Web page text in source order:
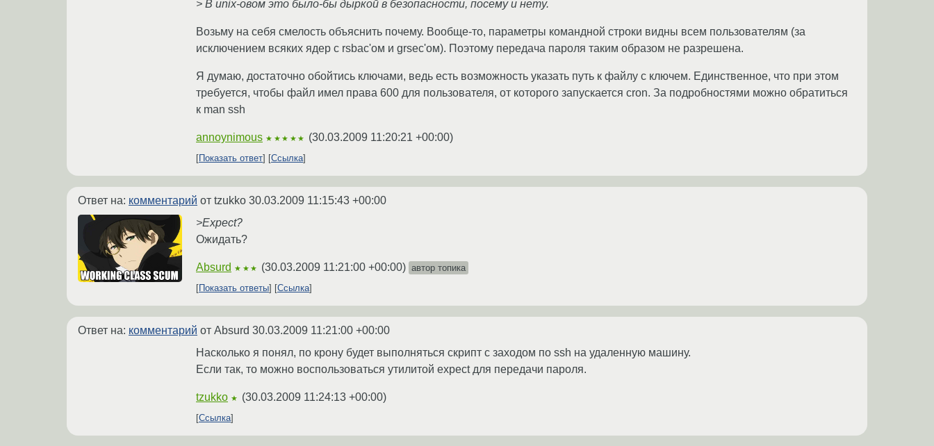
> В unix-овом это было-бы дыркой в безопасности, посему и нету.
Возьму на себя смелость объяснить почему. Вообще-то, параметры командной строки видны всем пользователям (за
исключением всяких ядер с rsbac'ом и grsec'ом). Поэтому передача пароля таким образом не разрешена.
Я думаю, достаточно обойтись ключами, ведь есть возможность указать путь к файлу с ключем. Единственное, что при этом
требуется, чтобы файл имел права 600 для пользователя, от которого запускается cron. За подробностями можно обратиться
к man ssh
annoynimous ★★★★★ (30.03.2009 11:20:21 +00:00)
Показать ответ Ссылка
Ответ на: комментарий от tzukko 30.03.2009 11:15:43 +00:00
>Expect?
Ожидать?
Absurd ★★★ (30.03.2009 11:21:00 +00:00) автор топика
Показать ответы
Ссылка
Ответ на: комментарий от Absurd 30.03.2009 11:21:00 +00:00
Насколько я понял, по крону будет выполняться скрипт с заходом по ssh на удаленную машину.
Если так, то можно воспользоваться утилитой expect для передачи пароля.
tzukko ★ (30.03.2009 11:24:13 +00:00)
Ссылка